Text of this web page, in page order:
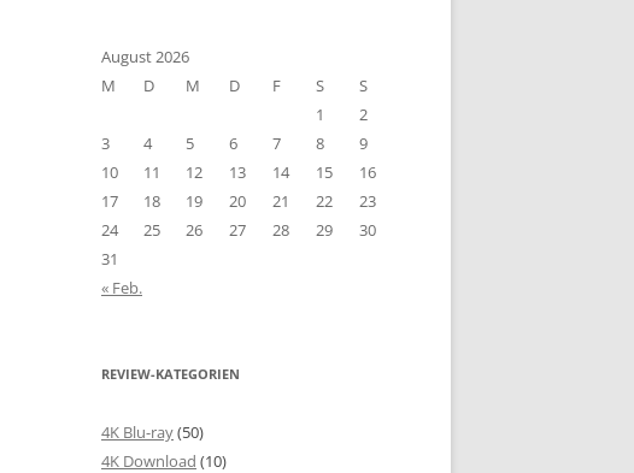
August 2026
M
D M D F S
S
1
2
3
4 5 6 7 8
9
10
11 12 13 14 15
16
17
18 19 20 21 22
23
24
25 26 27 28 29
30
31
« Feb.
REVIEW-KATEGORIEN
4K Blu-ray(50)
4K Download (10)